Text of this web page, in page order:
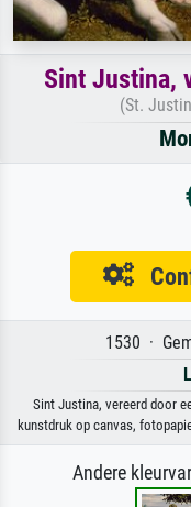
Sint Justina,
(St.
1530 ·
Sint Justina, vereerd door
kunstdruk op canvas,
Andere